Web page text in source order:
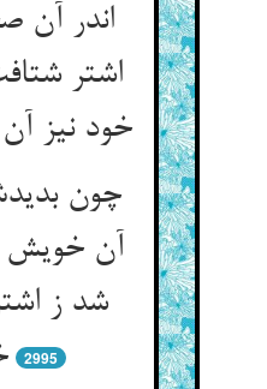
اندر آن
اشتر
خود نیز
چون
آن
شد ز
2995